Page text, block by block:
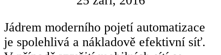
Jádrem moderního pojetí automatizace
je spolehlivá a nákladově efektivní síť.